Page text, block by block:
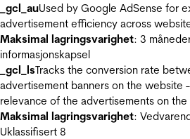
_gcl_auUsed by Google AdSense for
advertisement efficiency across
Maksimal lagringsvarighet: 3
informasjonskapsel
_gcl_lsTracks the conversion rate
advertisement banners on the website
relevance of the advertisements on
Maksimal lagringsvarighet:
Uklassifisert 8